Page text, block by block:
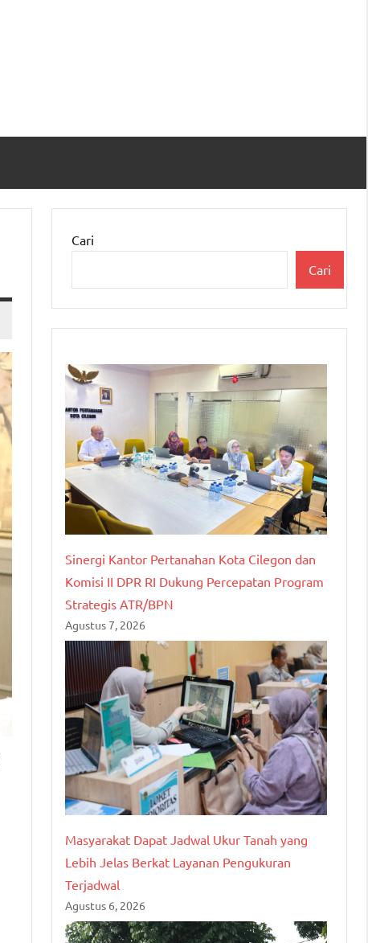
Cari
Cari
Sinergi Kantor Pertanahan Kota Cilegon dan
Komisi II DPR RI Dukung Percepatan Program
Strategis ATR/BPN
Agustus 7, 2026
Masyarakat Dapat Jadwal Ukur Tanah yang
Lebih Jelas Berkat Layanan Pengukuran
Terjadwal
Agustus 6, 2026